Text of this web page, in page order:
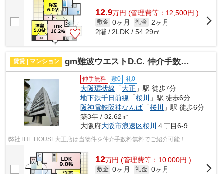
12.9万円 (管理費等：12,500円 )
敷金 0ヶ月 礼金
2ヶ月
2階 / 2LDK / 54.29㎡
賃貸 | マンション gm難波ウエストD.C. 仲介手数料無料
仲手無料 敷0 礼0
大阪環状線 「大正 」駅 徒歩7分
地下鉄千日前線 「桜川
」駅 徒歩6分
阪神電鉄阪神なんば「桜川
」駅 徒歩6分
築3年 / 32.62㎡
大阪府大阪市浪速区桜川 ４丁目6-9
弊社THE HOUSE大正店は当物件を仲介手数料無料でご紹介可能！
12万円 (管理費等：10,000円 )
敷金 0ヶ月 礼金 0ヶ月